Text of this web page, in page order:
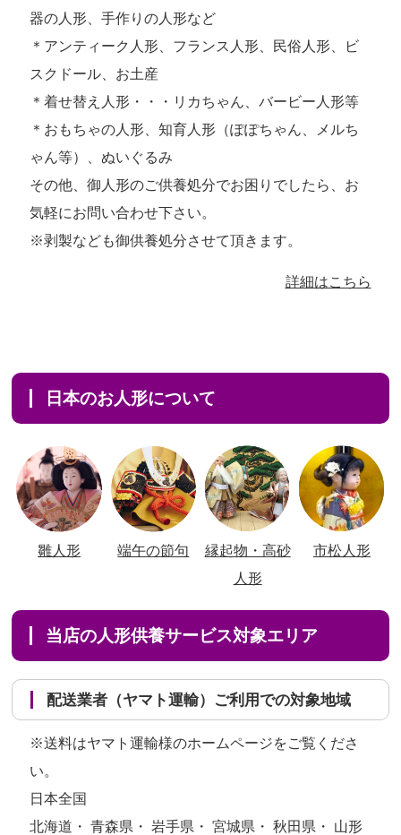
器の人形、手作りの人形など
＊アンティーク人形、フランス人形、民俗人形、ビ
スクドール、お土産
＊着せ替え人形・・・リカちゃん、バービー人形等
＊おもちゃの人形、知育人形（ぽぽちゃん、メルち
ゃん等）、ぬいぐるみ
その他、御人形のご供養処分でお困りでしたら、お
気軽にお問い合わせ下さい。
※剥製なども御供養処分させて頂きます。
詳細はこちら
日本のお人形について
雛人形 端午の節句
縁起物・高砂
人形
市松人形
当店の人形供養サービス対象エリア
配送業者（ヤマト運輸）ご利用での対象地域
※送料はヤマト運輸様のホームページをご覧くださ
い。
日本全国
北海道・ 青森県・ 岩手県・ 宮城県・ 秋田県・ 山形